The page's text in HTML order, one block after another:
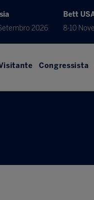
2026
Bett
8-10
Congressista